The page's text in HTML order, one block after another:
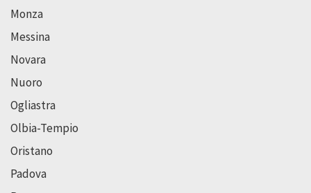
Monza
Messina
Novara
Nuoro
Ogliastra
Olbia-Tempio
Oristano
Padova